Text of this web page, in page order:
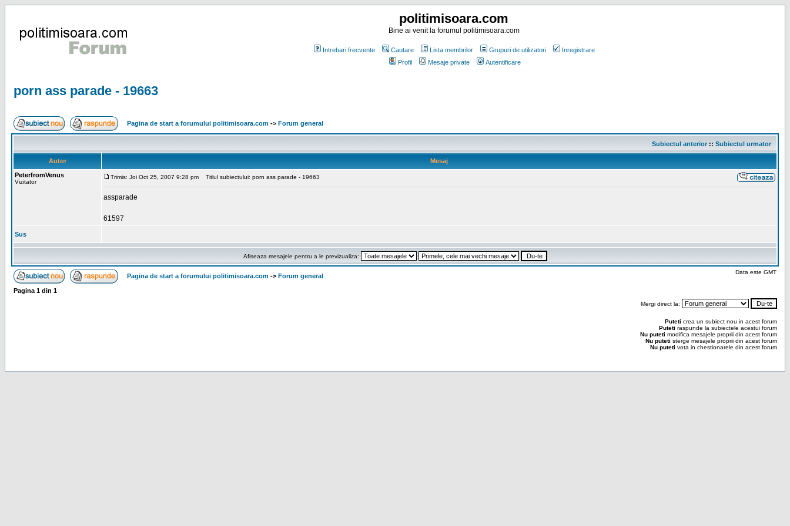
politimisoara.com
Bine ai venit la forumul politimisoara.com
Intrebari frecvente Cautare Lista membrilor Grupuri de utilizatori
Inregistrare
Profil
Mesaje private Autentificare
porn ass parade - 19663
Pagina de start a forumului politimisoara.com -> Forum general
Subiectul anterior:: Subiectul urmator
Autor
Mesaj
PeterfromVenus
Vizitator
Trimis: Joi Oct 25, 2007 9:28 pm Titlul subiectului: porn ass parade - 19663
assparade
61597
Sus
Afiseaza mesajele pentru a le previzualiza:
Pagina de start a forumului politimisoara.com -> Forum general
Data este GMT
Pagina 1 din 1
Mergi direct la:
Puteti crea un subiect nou in acest forum
Puteti raspunde la subiectele acestui forum
Nu puteti modifica mesajele proprii din acest forum
Nu puteti sterge mesajele proprii din acest forum
Nu puteti vota in chestionarele din acest forum